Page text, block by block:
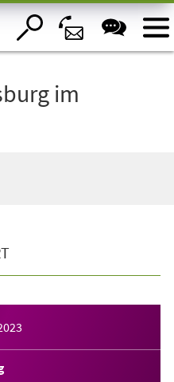
im